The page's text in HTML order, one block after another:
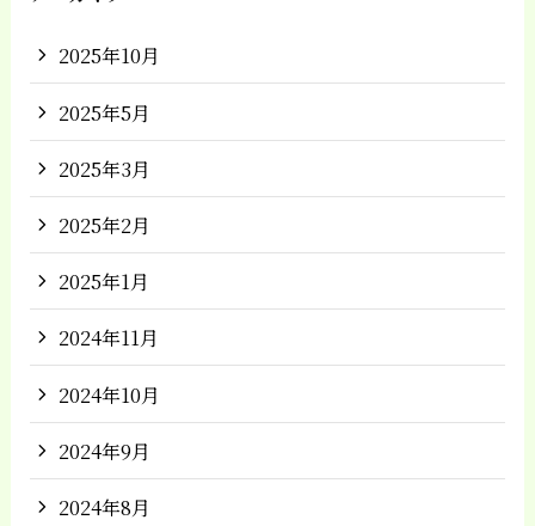
2025年10月
2025年5月
2025年3月
2025年2月
2025年1月
2024年11月
2024年10月
2024年9月
2024年8月